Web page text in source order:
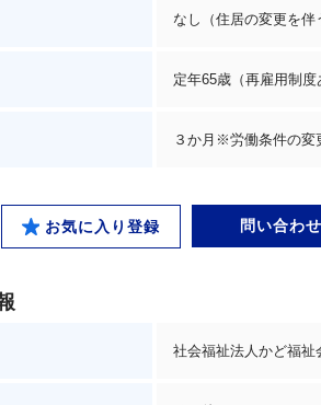
なし（住居の変更を伴
定年65歳（再雇用制度
３か月※労働条件の変
お気に入り登録 問い合わせ
社会福祉法人かど福祉